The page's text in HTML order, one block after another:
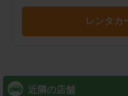
レンタカ
近隣の店舗